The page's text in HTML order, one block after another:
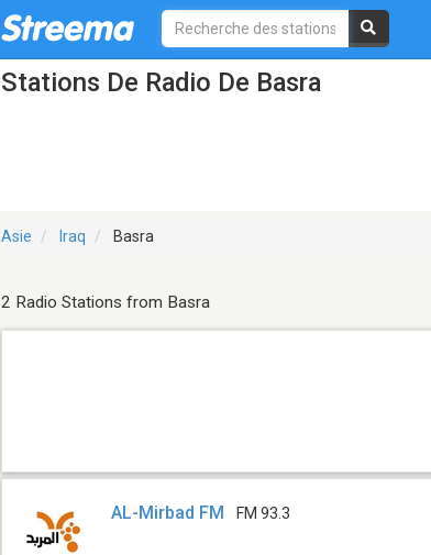
Stations De Radio De Basra
Asie Iraq Basra
2 Radio Stations from Basra
AL-Mirbad FM FM 93.3